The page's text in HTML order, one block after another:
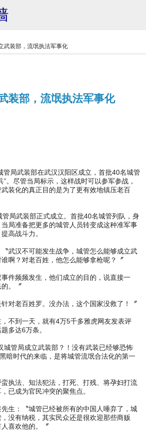
武装部，流氓执法军事化
装部，流氓执法军事化
武装部在武汉汉阳区成立，首批40名城管
”。尽管当局标示，这样战时可以参军参战，
装化的真正目的是为了更有效地镇压老百
局武装部正式成立。首批40名城管列队，身
局准备把更多的城管人员转变成这种准军事
高战斗力。
武汉不可能发生战争，城管怎么能够成立武
啊？对老百姓，他怎么能够拿枪呢？〞
件频频发生，他们成立的目的，说直接一
。〞
对老百姓罗。没办法，这个国家没救了！〞
不到一天，就有4万5千多雅虎网友发表评
多达6万条。
城管局成立武装部？！没有武装已经够恐怖
暗时代的来临，是将城管流氓合法化的第一
执法、知法犯法，打死、打残、将孕妇打流
已成为官民冲突的聚焦点。
生：〝城管已经被所有的中国人唾弃了，城
没有纳税，其实民众还是很欢迎那些商贩
喜欢他的。〞